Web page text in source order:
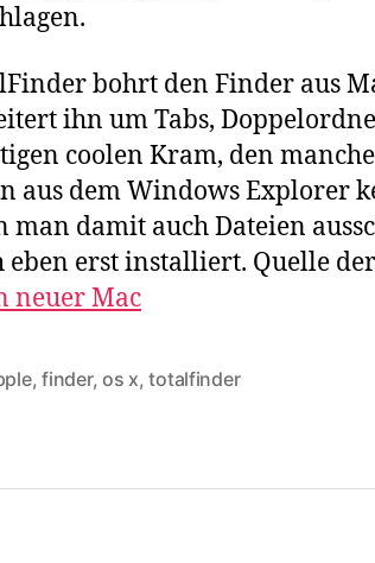
bohrt den Finder aus
ihn um Tabs,
coolen Kram, den
aus dem Windows Explorer
man damit auch Dateien
eben erst installiert. Quelle
neuer Mac
,finder, os x,totalfinder